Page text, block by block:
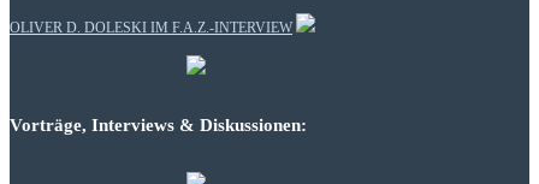
OLIVER D. DOLESKI IM F.A.Z.-INTERVIEW
Vorträge, Interviews & Diskussionen: